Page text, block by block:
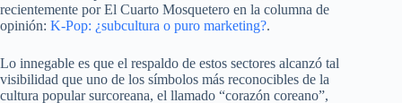
recientemente por El Cuarto Mosquetero en la columna de
opinión: K-Pop: ¿subcultura o puro marketing?.
Lo innegable es que el respaldo de estos sectores alcanzó tal
visibilidad que uno de los símbolos más reconocibles de la
cultura popular surcoreana, el llamado “corazón coreano”,